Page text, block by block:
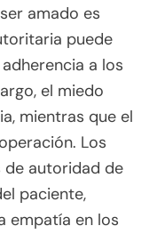
amado es
puede
a los
el miedo
mientras que el
Los
de autoridad de
paciente,
empatía en los